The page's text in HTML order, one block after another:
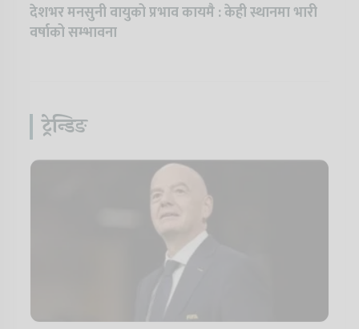
देशभर मनसुनी वायुको प्रभाव कायमै : केही स्थानमा भारी
वर्षाको सम्भावना
ट्रेन्डिङ